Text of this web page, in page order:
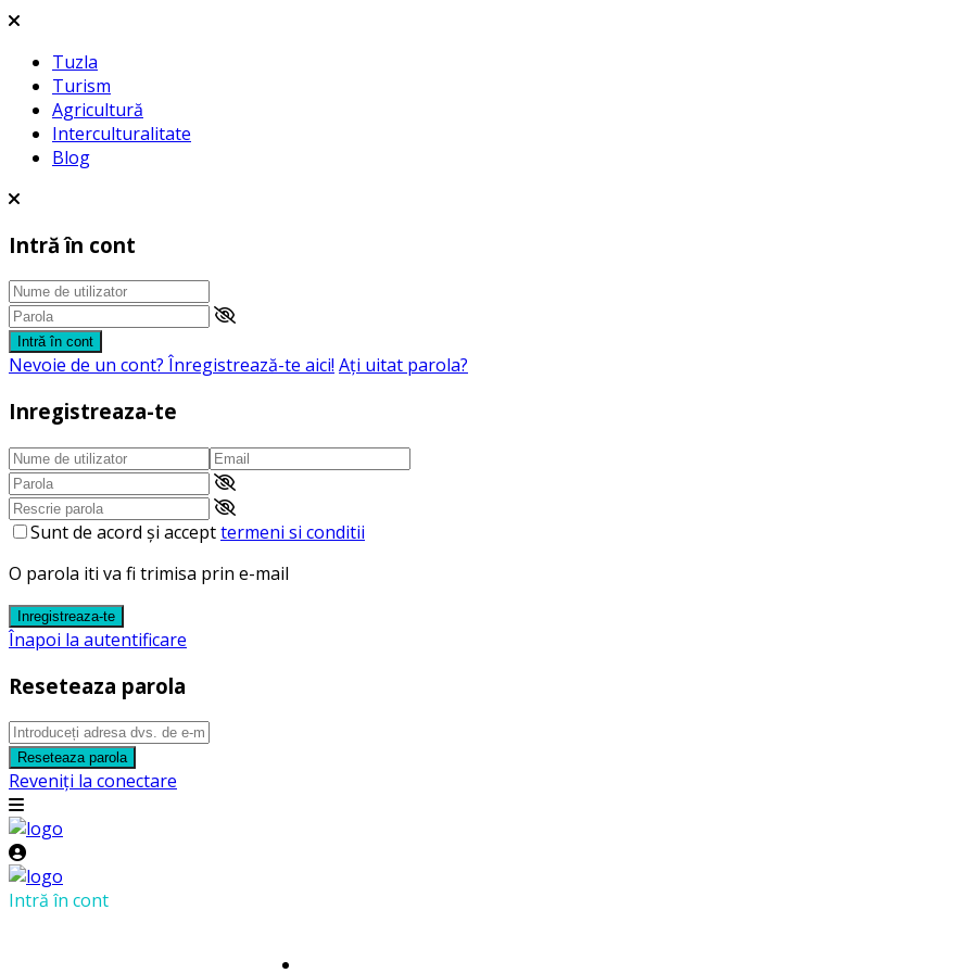
Tuzla
Turism
Agricultură
Interculturalitate
Blog
Intră în cont
Intră în cont
Nevoie de un cont? Înregistrează-te aici! Aţi uitat parola?
Inregistreaza-te
Sunt de acord și accepttermeni si conditii
O parola iti va fi trimisa prin e-mail
Inregistreaza-te
Înapoi la autentificare
Reseteaza parola
Reseteaza parola
Reveniți la conectare
Intră în cont